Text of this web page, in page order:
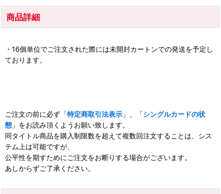
商品詳細
・16個単位でご注文された際には未開封カートンでの発送を予定し
ております。
ご注文の前に必ず「特定商取引法表示 」、「シングルカードの状
態 」をお読み頂くようお願い致します。
同タイトル商品を購入制限数を超えて複数回注文することは、シス
テム上は可能ですが、
公平性を期すためにご注文をお断りする場合がございます。
あしからずご了承ください。